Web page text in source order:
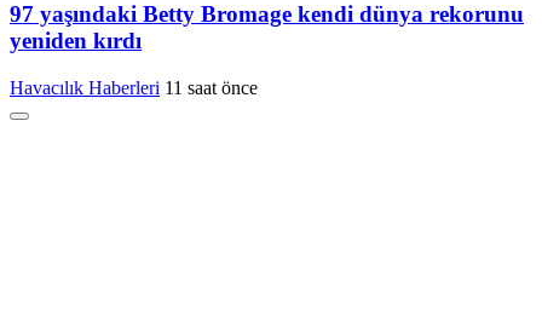
97 yaşındaki Betty Bromage kendi dünya rekorunu
yeniden kırdı
Havacılık Haberleri 11 saat önce